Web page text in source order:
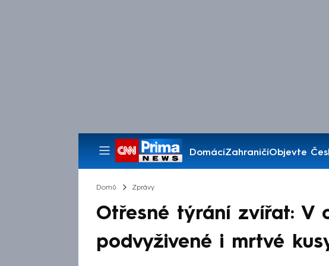
DomácíZahraničíObjevte
Pořady
Domů Zprávy
Otřesné týrání zvířat: V
podvyživené i mrtvé